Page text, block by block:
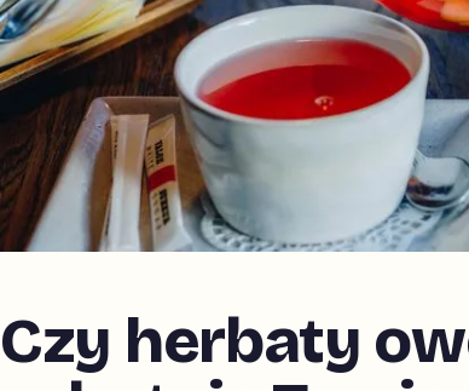
Czy herbaty